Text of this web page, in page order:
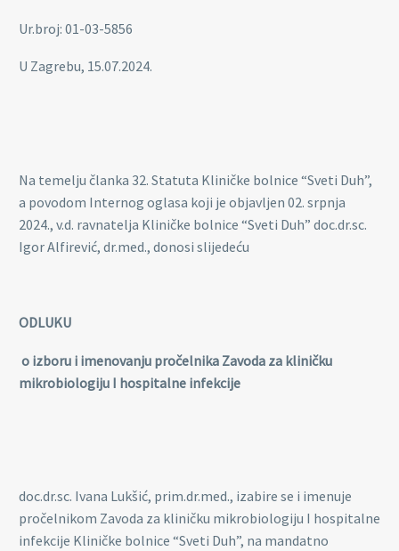
Ur.broj: 01-03-5856
U Zagrebu, 15.07.2024.
Na temelju članka 32. Statuta Kliničke bolnice “Sveti Duh”,
a povodom Internog oglasa koji je objavljen 02. srpnja
2024., v.d. ravnatelja Kliničke bolnice “Sveti Duh” doc.dr.sc.
Igor Alfirević, dr.med., donosi slijedeću
ODLUKU
o izboru i imenovanju pročelnika Zavoda za kliničku
mikrobiologiju I hospitalne infekcije
doc.dr.sc. Ivana Lukšić, prim.dr.med., izabire se i imenuje
pročelnikom Zavoda za kliničku mikrobiologiju I hospitalne
infekcije Kliničke bolnice “Sveti Duh”, na mandatno